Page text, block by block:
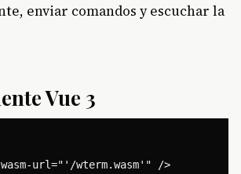
enviar comandos y escuchar la
Vue 3
url="'/wterm.wasm'" />